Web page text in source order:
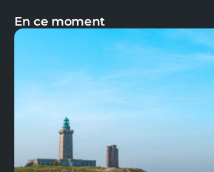
En ce moment